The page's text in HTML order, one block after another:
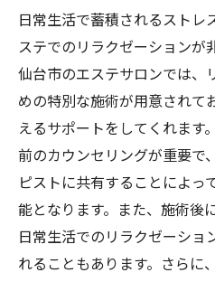
美と癒しの追求を叶え
ンペーン参加のメリット
気仙沼市エステキ
分析
エステで美しさを
キャンペーン参加
気仙沼市での癒し
効果
エステキャンペー
両立
日常生活で蓄積されるストレ
ステでのリラクゼーションが
仙台市のエステサロンでは、
めの特別な施術が用意されて
えるサポートをしてくれます
前のカウンセリングが重要で
ピストに共有することによっ
能となります。また、施術後
日常生活でのリラクゼーショ
れることもあります。さらに